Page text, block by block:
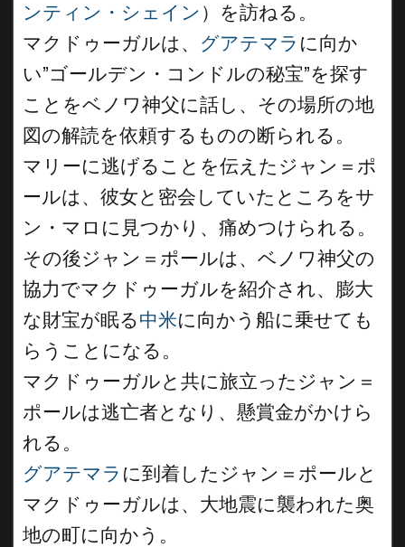
ンティン・シェイン ）を訪ねる。
マクドゥーガルは、 グアテマラ に向か
い”ゴールデン・コンドルの秘宝”を探す
ことをベノワ神父に話し、その場所の地
図の解読を依頼するものの断られる。
マリーに逃げることを伝えたジャン＝ポ
ールは、彼女と密会していたところをサ
ン・マロに見つかり、痛めつけられる。
その後ジャン＝ポールは、ベノワ神父の
協力でマクドゥーガルを紹介され、膨大
な財宝が眠る中米に向かう船に乗せても
らうことになる。
マクドゥーガルと共に旅立ったジャン＝
ポールは逃亡者となり、懸賞金がかけら
れる。
グアテマラ に到着したジャン＝ポールと
マクドゥーガルは、大地震に襲われた奥
地の町に向かう。